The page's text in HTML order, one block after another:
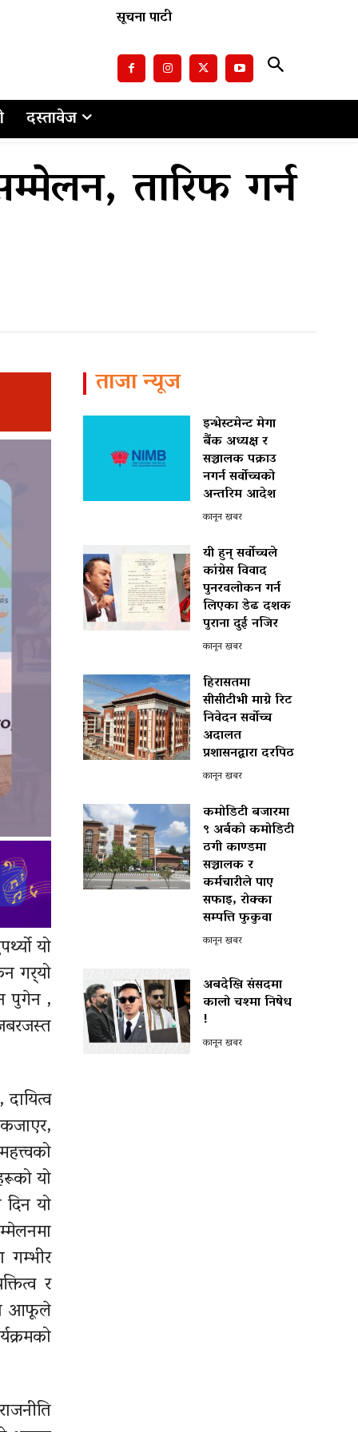
सूचना पाटी
दस्तावेज
तारिफ गर्न
यो
गर्‍यो
पुगेन ,
यो
यो
गम्भीर
र
आफूले
ताजा न्यूज
इन्भेस्टमेन्ट मेगा
बैंक अध्यक्ष र
सञ्चालक पक्राउ
नगर्न सर्वोच्चको
अन्तरिम आदेश
कानून खबर
यी हुन् सर्वोच्चले
कांग्रेस विवाद
पुनरवलोकन गर्न
लिएका डेढ दशक
पुराना दुई नजिर
कानून खबर
हिरासतमा
सीसीटीभी माग्ने रिट
निवेदन सर्वोच्च
अदालत
प्रशासनद्वारा दरपिठ
कानून खबर
कमोडिटी बजारमा
९ अर्बको कमोडिटी
ठगी काण्डमा
सञ्चालक र
कर्मचारीले पाए
सफाइ, रोक्का
सम्पत्ति फुकुवा
कानून खबर
अबदेखि संसदमा
कालो चश्मा निषेध
!
कानून खबर